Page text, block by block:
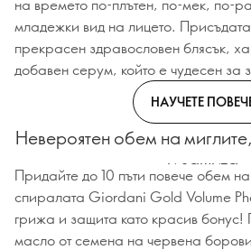
на времето по-плътен, по-мек, по-
младежки вид на лицето.
прекрасен здравословен блясък,
добавен серум, който е чудесен за
НАУЧЕТЕ
Невероятен обем на
и защита
Придайте до 10 пъти повече обем
спиралата Giordani Gold Volume
грижа и защита като красив
масло от семена на червена